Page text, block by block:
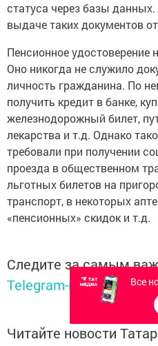
статуса через базы
выдаче таких документов
Пенсионное удостоверение
Оно никогда не служило
личность гражданина. По
получить кредит в банке,
железнодорожный билет,
лекарства и т.д. Однако
требовали при получении
проезда в общественном
льготных билетов на
транспорт, в некоторых
«пенсионных» скидок и т.д.
Следите за самым
Telegram-канале
Читайте новости
Все